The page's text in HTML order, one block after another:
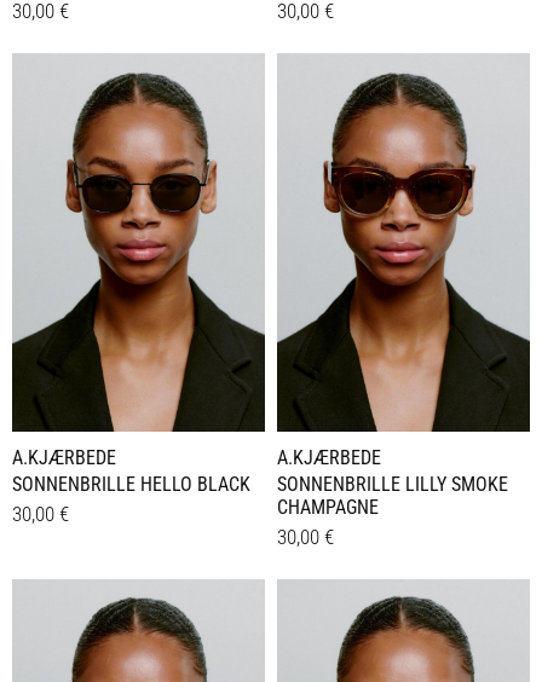
30,00 €
Details
30,00 €
Details
A.KJÆRBEDE
SONNENBRILLE HELLO BLACK
30,00 €
A.KJÆRBEDE
SONNENBRILLE LILLY SMOKE
CHAMPAGNE
30,00 €
Details